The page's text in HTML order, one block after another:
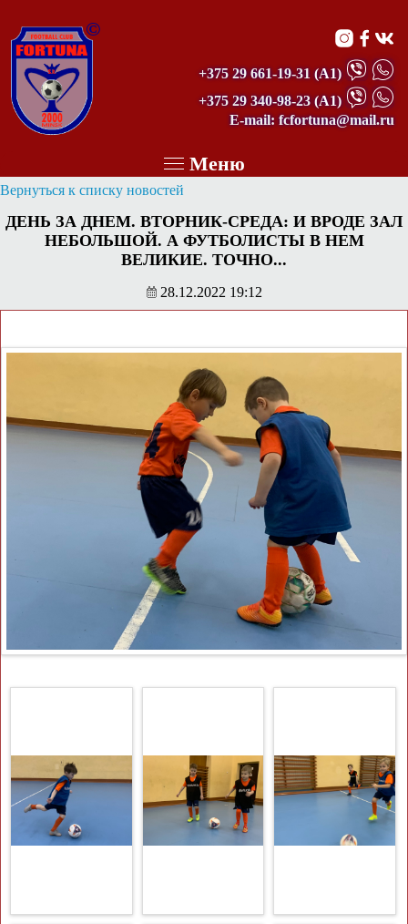
©
+375 29 661-19-31 (А1)
+375 29 340-98-23(А1)
E-mail: fcfortuna@mail.ru
Меню
Вернуться к списку новостей
ДЕНЬ ЗА ДНЕМ. ВТОРНИК-СРЕДА: И ВРОДЕ ЗАЛ
НЕБОЛЬШОЙ. А ФУТБОЛИСТЫ В НЕМ
ВЕЛИКИЕ. ТОЧНО...
28.12.2022 19:12